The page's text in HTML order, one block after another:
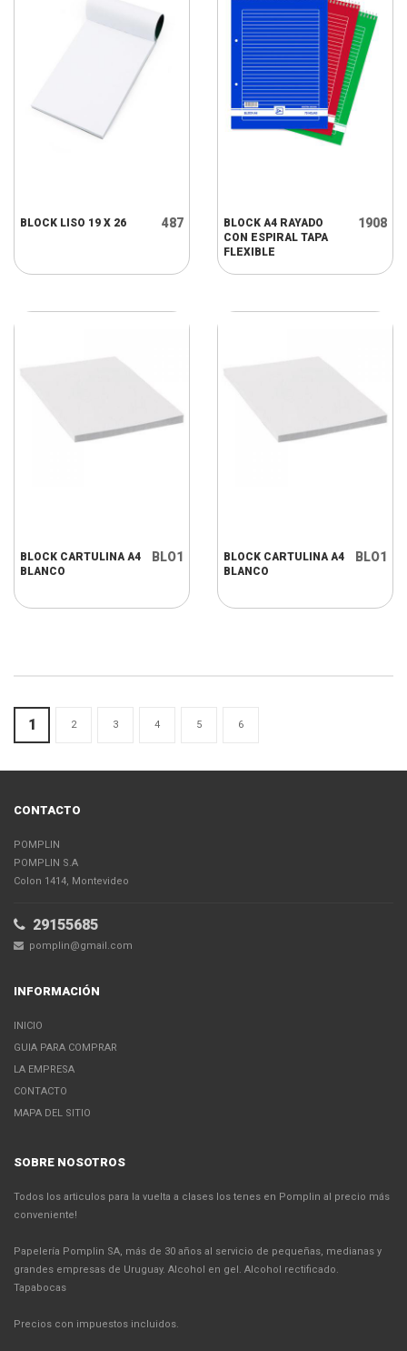
BLOCK LISO 19 X 26 487
BLOCK A4 RAYADO
CON ESPIRAL TAPA
FLEXIBLE
1908
BLOCK CARTULINA A4
BLANCO
BLO1
BLOCK CARTULINA A4
BLANCO
BLO1
1 2 3 4 5 6
CONTACTO
POMPLIN
POMPLIN S.A
Colon 1414, Montevideo
29155685
pomplin@gmail.com
INFORMACIÓN
INICIO
GUIA PARA COMPRAR
LA EMPRESA
CONTACTO
MAPA DEL SITIO
SOBRE NOSOTROS
Todos los articulos para la vuelta a clases los tenes en Pomplin al precio más
conveniente!
Papelería Pomplin SA, más de 30 años al servicio de pequeñas, medianas y
grandes empresas de Uruguay. Alcohol en gel. Alcohol rectificado.
Tapabocas
Precios con impuestos incluidos.